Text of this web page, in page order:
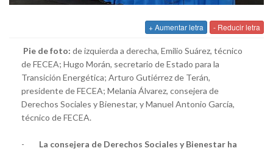
+ Aumentar letra - Reducir letra
Pie de foto: de izquierda a derecha, Emilio Suárez, técnico
de FECEA; Hugo Morán, secretario de Estado para la
Transición Energética; Arturo Gutiérrez de Terán,
presidente de FECEA; Melania Álvarez, consejera de
Derechos Sociales y Bienestar, y Manuel Antonio García,
técnico de FECEA.
- La consejera de Derechos Sociales y Bienestar ha